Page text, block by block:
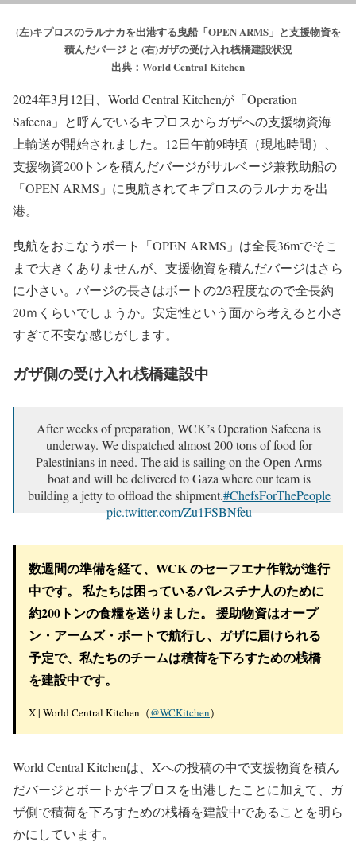
(左)キプロスのラルナカを出港する曳船「OPEN ARMS」と支援物資を
積んだバージ と (右)ガザの受け入れ桟橋建設状況
出典：World Central Kitchen
2024年3月12日、World Central Kitchenが「Operation
Safeena」と呼んでいるキプロスからガザへの支援物資海
上輸送が開始されました。12日午前9時頃（現地時間）、
支援物資200トンを積んだバージがサルベージ兼救助船の
「OPEN ARMS」に曳航されてキプロスのラルナカを出
港。
曳航をおこなうボート「OPEN ARMS」は全長36mでそこ
まで大きくありませんが、支援物資を積んだバージはさら
に小さい。バージの長さはボートの2/3程度なので全長約
20ｍくらいでしょうか。安定性という面から考えると小さ
すぎて不安な感じがします。
ガザ側の受け入れ桟橋建設中
After weeks of preparation, WCK’s Operation Safeena is
underway. We dispatched almost 200 tons of food for
Palestinians in need. The aid is sailing on the Open Arms
boat and will be delivered to Gaza where our team is
building a jetty to offload the shipment.#ChefsForThePeople
pic.twitter.com/Zu1FSBNfeu
— World Central Kitchen (@WCKitchen)March 12, 2024
数週間の準備を経て、WCK のセーフエナ作戦が進行
中です。 私たちは困っているパレスチナ人のために
約200トンの食糧を送りました。 援助物資はオープ
ン・アームズ・ボートで航行し、ガザに届けられる
予定で、私たちのチームは積荷を下ろすための桟橋
を建設中です。
X | World Central Kitchen（@WCKitchen）
World Central Kitchenは、Xへの投稿の中で支援物資を積ん
だバージとボートがキプロスを出港したことに加えて、ガ
ザ側で積荷を下ろすための桟橋を建設中であることを明ら
かにしています。